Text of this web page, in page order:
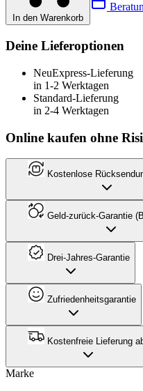
In den Warenkorb
Deine Lieferoptionen
NeuExpress-Lieferung
in 1-2 Werktagen
Standard-Lieferung
in 2-4 Werktagen
Online kaufen ohne
Kostenlose
Geld-zurück-Garantie
Drei-Jahres-Garantie
Zufriedenheitsgarantie
Kostenfreie Lieferung
Marke